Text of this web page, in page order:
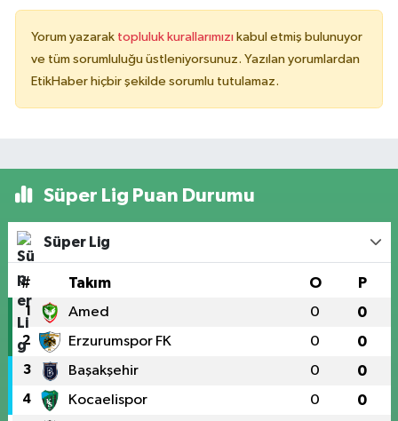
Yorum yazarak topluluk kurallarımızı kabul etmiş bulunuyor
ve tüm sorumluluğu üstleniyorsunuz. Yazılan yorumlardan
EtikHaber hiçbir şekilde sorumlu tutulamaz.
Süper Lig Puan Durumu
Süper Lig
# Takım O P
1 Amed 0 0
2 Erzurumspor FK 0 0
3 Başakşehir 0 0
4 Kocaelispor 0 0